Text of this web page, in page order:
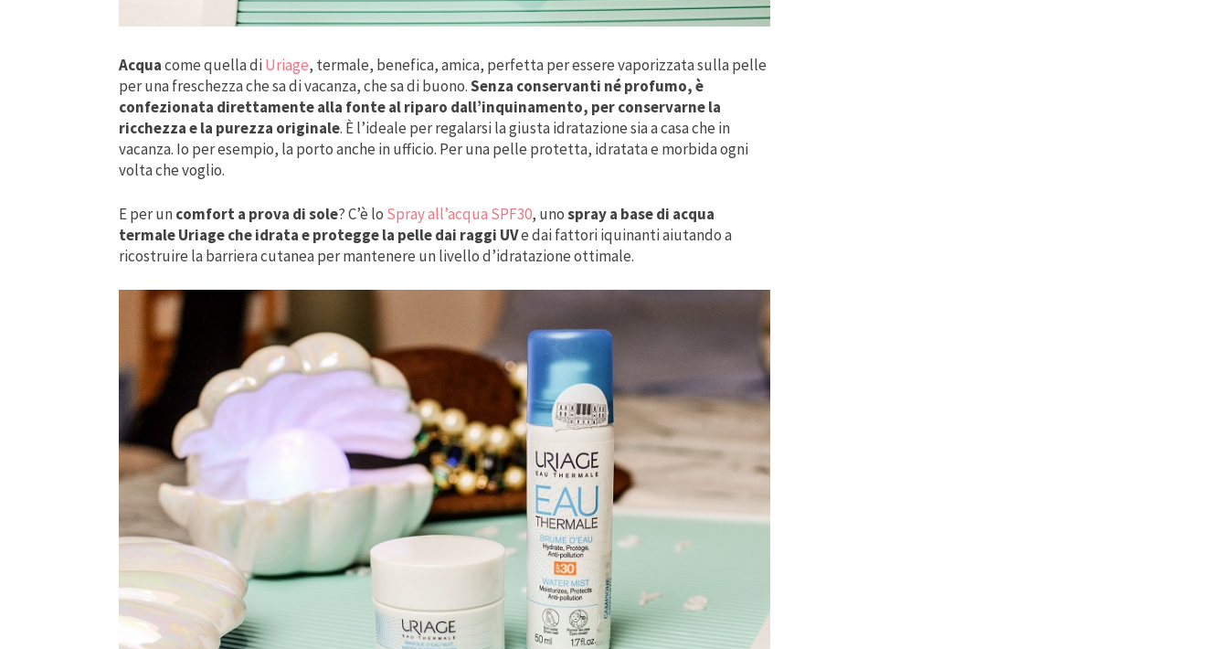
Acquacome quella diUriage, termale, benefica, amica, perfetta per essere vaporizzata sulla pelle
per una freschezza che sa di vacanza, che sa di buono.Senza conservanti né profumo, è
confezionata direttamente alla fonte al riparo dall’inquinamento, per conservarne la
ricchezza e la purezza originale. È l’ideale per regalarsi la giusta idratazione sia a casa che in
vacanza. Io per esempio, la porto anche in ufficio. Per una pelle protetta, idratata e morbida ogni
volta che voglio.
E per uncomfort a prova di sole? C’è lo Spray all’acqua SPF30, unospray a base di acqua
termale Uriage che idrata e protegge la pelle dai raggi UVe dai fattori iquinanti aiutando a
ricostruire la barriera cutanea per mantenere un livello d’idratazione ottimale.